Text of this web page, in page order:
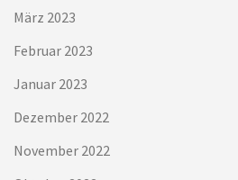
März 2023
Februar 2023
Januar 2023
Dezember 2022
November 2022